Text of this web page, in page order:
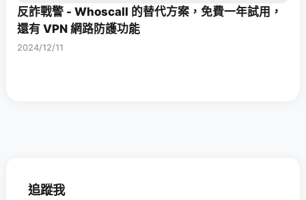
反詐戰警 - Whoscall 的替代方案，免費一年試用，
還有 VPN 網路防護功能
2024/12/11
追蹤我